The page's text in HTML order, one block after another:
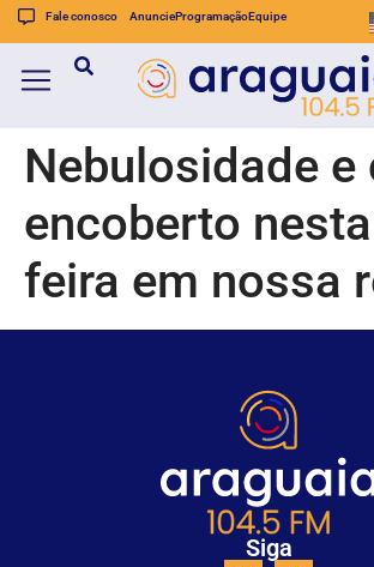
Fale conosco AnuncieProgramaçãoEquipe
Nebulosidade e
encoberto
feira em nossa
Siga